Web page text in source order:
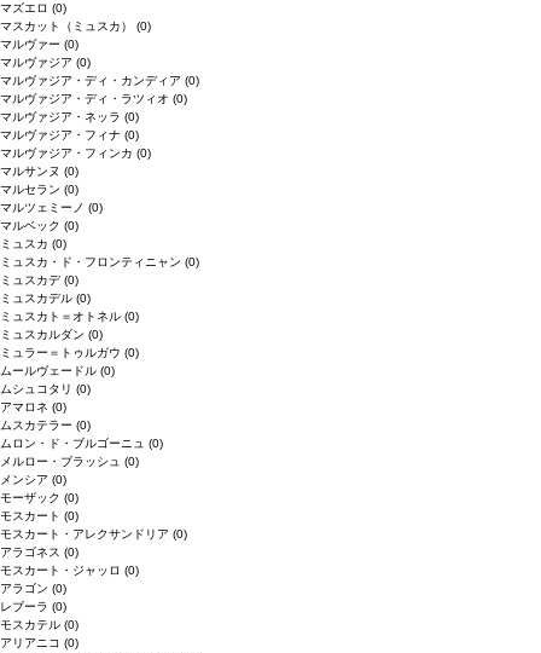
マズエロ (0)
マスカット（ミュスカ） (0)
マルヴァー (0)
マルヴァジア (0)
マルヴァジア・ディ・カンディア (0)
マルヴァジア・ディ・ラツィオ (0)
マルヴァジア・ネッラ (0)
マルヴァジア・フィナ (0)
マルヴァジア・フィンカ (0)
マルサンヌ (0)
マルセラン (0)
マルツェミーノ (0)
マルベック (0)
ミュスカ (0)
ミュスカ・ド・フロンティニャン (0)
ミュスカデ(0)
ミュスカデル (0)
ミュスカト＝オトネル (0)
ミュスカルダン (0)
ミュラー＝トゥルガウ (0)
ムールヴェードル (0)
ムシュコタリ (0)
アマロネ (0)
ムスカテラー (0)
ムロン・ド・ブルゴーニュ (0)
メルロー・ブラッシュ (0)
メンシア (0)
モーザック (0)
モスカート (0)
モスカート・アレクサンドリア (0)
アラゴネス (0)
モスカート・ジャッロ (0)
アラゴン (0)
レブーラ (0)
モスカテル (0)
アリアニコ (0)